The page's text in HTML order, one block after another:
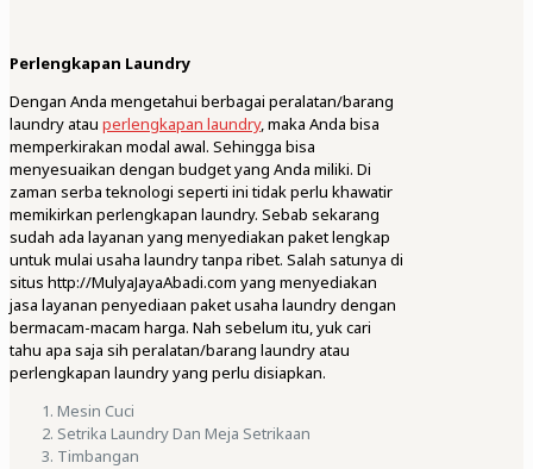
Perlengkapan Laundry
Dengan Anda mengetahui berbagai peralatan/barang
laundry atau perlengkapan laundry, maka Anda bisa
memperkirakan modal awal. Sehingga bisa
menyesuaikan dengan budget yang Anda miliki. Di
zaman serba teknologi seperti ini tidak perlu khawatir
memikirkan perlengkapan laundry. Sebab sekarang
sudah ada layanan yang menyediakan paket lengkap
untuk mulai usaha laundry tanpa ribet. Salah satunya di
situs http://MulyaJayaAbadi.com yang menyediakan
jasa layanan penyediaan paket usaha laundry dengan
bermacam-macam harga. Nah sebelum itu, yuk cari
tahu apa saja sih peralatan/barang laundry atau
perlengkapan laundry yang perlu disiapkan.
Mesin Cuci
Setrika Laundry Dan Meja Setrikaan
Timbangan